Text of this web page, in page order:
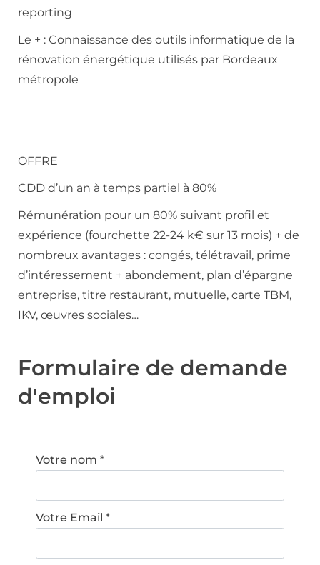
reporting
Le + : Connaissance des outils informatique de la
rénovation énergétique utilisés par Bordeaux
métropole
OFFRE
CDD d’un an à temps partiel à 80%
Rémunération pour un 80% suivant profil et
expérience (fourchette 22-24 k€ sur 13 mois) + de
nombreux avantages : congés, télétravail, prime
d’intéressement + abondement, plan d’épargne
entreprise, titre restaurant, mutuelle, carte TBM,
IKV, œuvres sociales…
Formulaire de demande
d'emploi
Votre nom *
Votre Email *